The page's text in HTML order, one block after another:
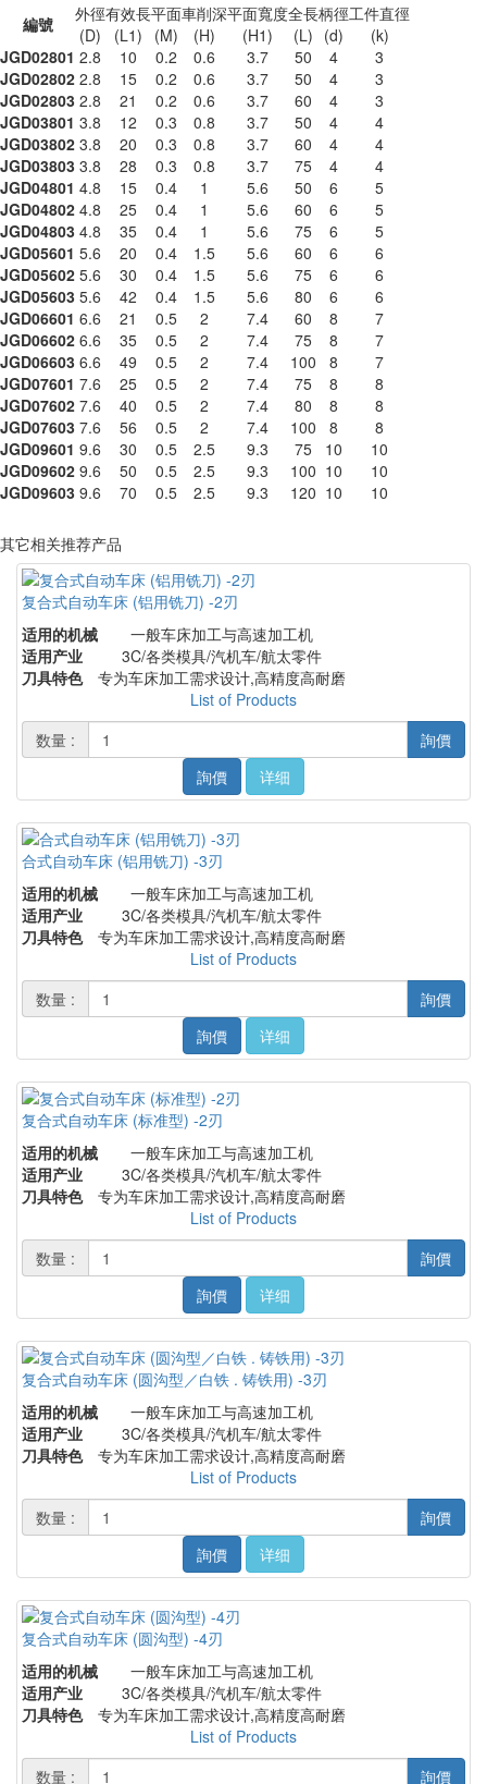
編號
外徑
(D)
有效長
(L1)
平面
(M)
車削深
(H)
平面寬度
(H1)
全長
(L)
柄徑
(d)
工件直徑
(k)
JGD02801 2.8 10 0.2 0.6 3.7 50 4
3
JGD02802 2.8 15 0.2 0.6 3.7 50 4
3
JGD02803 2.8 21 0.2 0.6 3.7 60 4
3
JGD03801 3.8 12 0.3 0.8 3.7 50 4
4
JGD03802 3.8 20 0.3 0.8 3.7 60 4
4
JGD03803 3.8 28 0.3 0.8 3.7 75 4
4
JGD04801 4.8 15 0.4 1 5.6 50 6
5
JGD04802 4.8 25 0.4 1 5.6 60 6
5
JGD04803 4.8 35 0.4 1 5.6 75 6
5
JGD05601 5.6 20 0.4 1.5 5.6 60 6
6
JGD05602 5.6 30 0.4 1.5 5.6 75 6
6
JGD05603 5.6 42 0.4 1.5 5.6 80 6
6
JGD06601 6.6 21 0.5 2 7.4 60 8
7
JGD06602 6.6 35 0.5 2 7.4 75 8
7
JGD06603 6.6 49 0.5 2 7.4 100 8
7
JGD07601 7.6 25 0.5 2 7.4 75 8
8
JGD07602 7.6 40 0.5 2 7.4 80 8
8
JGD07603 7.6 56 0.5 2 7.4 100 8
8
JGD09601 9.6 30 0.5 2.5 9.3 75 10
10
JGD09602 9.6 50 0.5 2.5 9.3 100 10
10
JGD09603 9.6 70 0.5 2.5 9.3 120 10 10
其它相关推荐产品
复合式自动车床 (铝用铣刀) -2刃
适用的机械
一般车床加工与高速加工机
适用产业
3C/各类模具/汽机车/航太零件
刀具特色
专为车床加工需求设计,高精度高耐磨
List of Products
数量 :
詢價
詢價
详细
合式自动车床 (铝用铣刀) -3刃
适用的机械
一般车床加工与高速加工机
适用产业
3C/各类模具/汽机车/航太零件
刀具特色
专为车床加工需求设计,高精度高耐磨
List of Products
数量 :
詢價
詢價
详细
复合式自动车床 (标准型) -2刃
适用的机械
一般车床加工与高速加工机
适用产业
3C/各类模具/汽机车/航太零件
刀具特色
专为车床加工需求设计,高精度高耐磨
List of Products
数量 :
詢價
詢價
详细
复合式自动车床 (圆沟型／白铁 . 铸铁用) -3刃
适用的机械
一般车床加工与高速加工机
适用产业
3C/各类模具/汽机车/航太零件
刀具特色
专为车床加工需求设计,高精度高耐磨
List of Products
数量 :
詢價
詢價
详细
复合式自动车床 (圆沟型) -4刃
适用的机械
一般车床加工与高速加工机
适用产业
3C/各类模具/汽机车/航太零件
刀具特色
专为车床加工需求设计,高精度高耐磨
List of Products
数量 :
詢價